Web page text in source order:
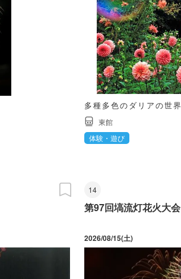
多種多色のダリアの世界
東館
体験・遊び
14
第97回塙流灯花火大会
2026/08/15(土)